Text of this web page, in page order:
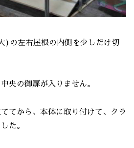
)の左右屋根の内側を少しだけ切
央の御扉が入りません。
てから、本体に取り付けて、クラ
た。